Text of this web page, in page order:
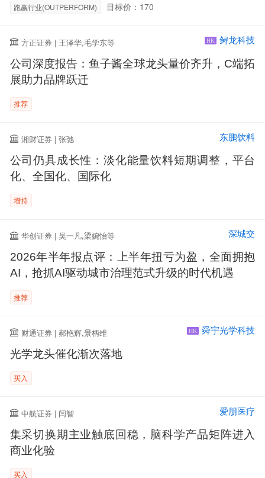
跑赢行业(OUTPERFORM) 目标价：170
方正证券 | 王泽华,毛学东等 HK 鲟龙科技
公司深度报告：鱼子酱全球龙头量价齐升，C端拓
展助力品牌跃迁
推荐
湘财证券 | 张弛 东鹏饮料
公司仍具成长性：淡化能量饮料短期调整，平台
化、全国化、国际化
增持
华创证券 | 吴一凡,梁婉怡等 深城交
2026年半年报点评：上半年扭亏为盈，全面拥抱
AI，抢抓AI驱动城市治理范式升级的时代机遇
推荐
财通证券 | 郝艳辉,景柄维 HK 舜宇光学科技
光学龙头催化渐次落地
买入
中航证券 | 闫智 爱朋医疗
集采切换期主业触底回稳，脑科学产品矩阵进入
商业化验
买入